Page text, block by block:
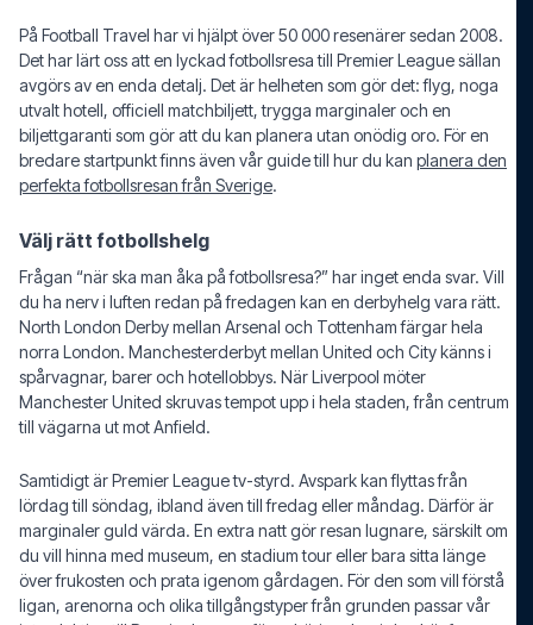
På Football Travel har vi hjälpt över 50 000 resenärer sedan 2008.
Det har lärt oss att en lyckad fotbollsresa till Premier League sällan
avgörs av en enda detalj. Det är helheten som gör det: flyg, noga
utvalt hotell, officiell matchbiljett, trygga marginaler och en
biljettgaranti som gör att du kan planera utan onödig oro. För en
bredare startpunkt finns även vår guide till hur du kan planera den
perfekta fotbollsresan från Sverige.
Välj rätt fotbollshelg
Frågan “när ska man åka på fotbollsresa?” har inget enda svar. Vill
du ha nerv i luften redan på fredagen kan en derbyhelg vara rätt.
North London Derby mellan Arsenal och Tottenham färgar hela
norra London. Manchesterderbyt mellan United och City känns i
spårvagnar, barer och hotellobbys. När Liverpool möter
Manchester United skruvas tempot upp i hela staden, från centrum
till vägarna ut mot Anfield.
Samtidigt är Premier League tv-styrd. Avspark kan flyttas från
lördag till söndag, ibland även till fredag eller måndag. Därför är
marginaler guld värda. En extra natt gör resan lugnare, särskilt om
du vill hinna med museum, en stadium tour eller bara sitta länge
över frukosten och prata igenom gårdagen. För den som vill förstå
ligan, arenorna och olika tillgångstyper från grunden passar vår